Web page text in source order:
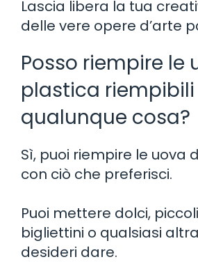
Lascia libera la tua
delle vere opere d’arte
Posso riempire le
plastica
qualunque cosa?
Sì, puoi riempire le uova
con ciò che preferisci.
Puoi mettere dolci,
bigliettini o qualsiasi
desideri dare.